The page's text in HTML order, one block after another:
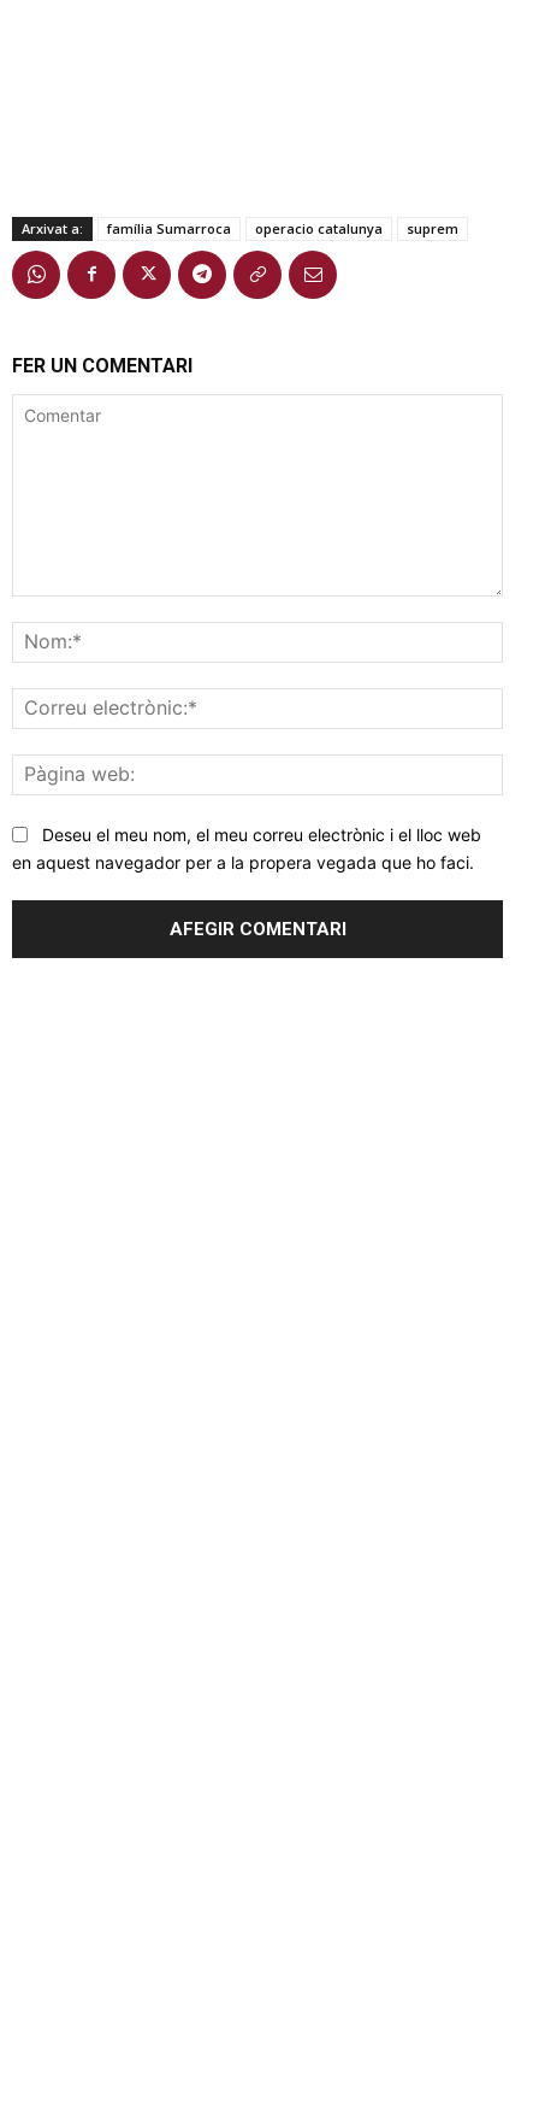
Arxivat a: família Sumarroca operacio catalunya suprem
FER UN COMENTARI
web:
Deseu el meu nom, el meu correu electrònic i el lloc web
en aquest navegador per a la propera vegada que ho faci.